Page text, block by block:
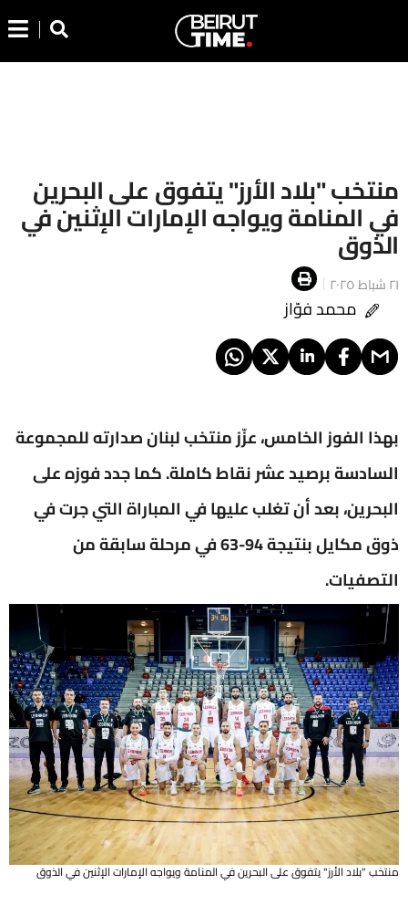
منتخب "بلاد الأرز" يتفوق على البحرين
في المنامة ويواجه الإمارات الإثنين في
الذوق
٢١ شباط ٢٠٢٥
محمد فوّاز
بهذا الفوز الخامس، عزّز منتخب لبنان صدارته للمجموعة
السادسة برصيد عشر نقاط كاملة. كما جدد فوزه على
البحرين، بعد أن تغلب عليها في المباراة التي جرت في
ذوق مكايل بنتيجة 94-63 في مرحلة سابقة من
التصفيات.
منتخب "بلاد الأرز" يتفوق على البحرين في المنامة ويواجه الإمارات الإثنين في الذوق